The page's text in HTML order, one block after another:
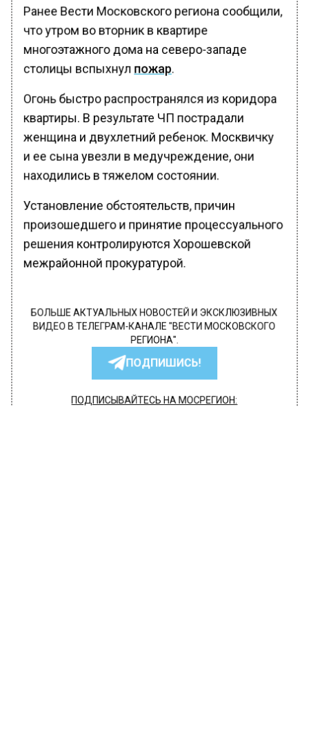
Ранее Вести Московского региона сообщили,
что утром во вторник в квартире
многоэтажного дома на северо-западе
столицы вспыхнул пожар.
Огонь быстро распространялся из коридора
квартиры. В результате ЧП пострадали
женщина и двухлетний ребенок. Москвичку
и ее сына увезли в медучреждение, они
находились в тяжелом состоянии.
Установление обстоятельств, причин
произошедшего и принятие процессуального
решения контролируются Хорошевской
межрайонной прокуратурой.
БОЛЬШЕ АКТУАЛЬНЫХ НОВОСТЕЙ И ЭКСКЛЮЗИВНЫХ
ВИДЕО В ТЕЛЕГРАМ-КАНАЛЕ "ВЕСТИ МОСКОВСКОГО
РЕГИОНА".
ПОДПИШИСЬ!
ПОДПИСЫВАЙТЕСЬ НА МОСРЕГИОН: